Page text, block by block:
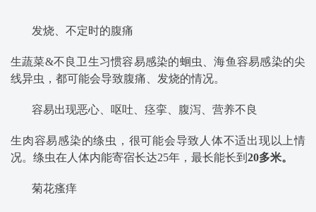
发烧、不定时的腹痛
生蔬菜&不良卫生习惯容易感染的蛔虫、海鱼容易感染的尖
线异虫，都可能会导致腹痛、发烧的情况。
容易出现恶心、呕吐、痉挛、腹泻、营养不良
生肉容易感染的绦虫，很可能会导致人体不适出现以上情
况。绦虫在人体内能寄宿长达25年，最长能长到 20多米。
菊花瘙痒